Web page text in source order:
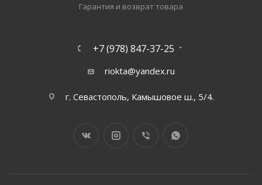
Гарантия и возврат товара
+7 (978) 847-37-25
riokta@yandex.ru
г. Севастополь, Камышовое ш., 5/4.